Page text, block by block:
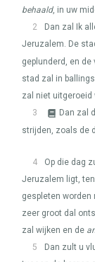
behaald, in uw
2
Dan zal Ik
Jeruzalem. De
geplunderd, en
stad zal in
zal niet uitgeroeid
3
Dan zal
strijden, zoals de
4
Op die dag
Jeruzalem ligt,
gespleten worden
zeer groot dal
zal wijken en de
5
Dan zult u